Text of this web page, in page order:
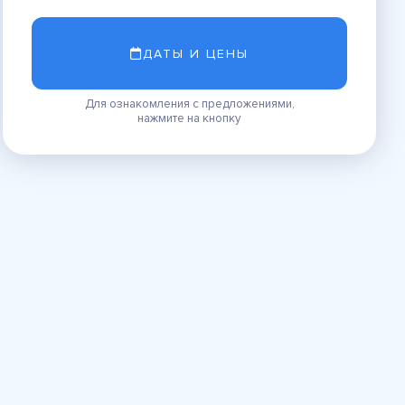
ДАТЫ И ЦЕНЫ
Для ознакомления с предложениями,
нажмите на кнопку